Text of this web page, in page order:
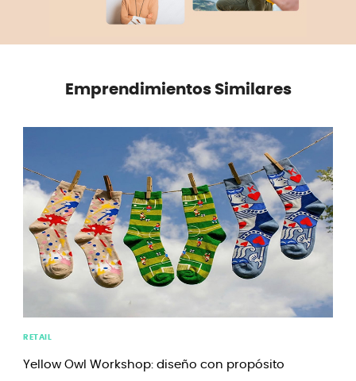
Emprendimientos Similares
RETAIL
Yellow Owl Workshop: diseño con propósito